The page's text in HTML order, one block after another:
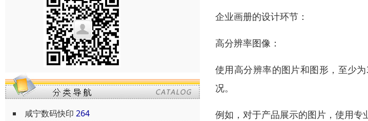
咸宁数码快印 264
企业画册的设计环节：
高分辨率图像：
使用高分辨率的图片和图形，至少
况。
例如，对于产品展示的图片，使用专